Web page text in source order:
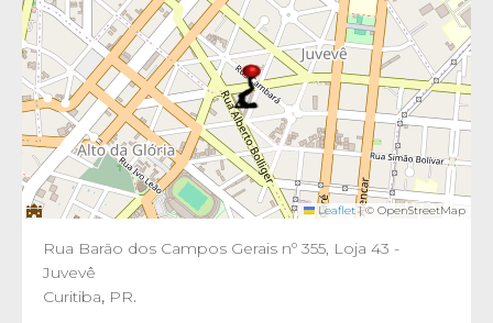
Leaflet |© OpenStreetMap
Rua Barão dos Campos Gerais nº 355, Loja 43 -
Juvevê
Curitiba, PR.